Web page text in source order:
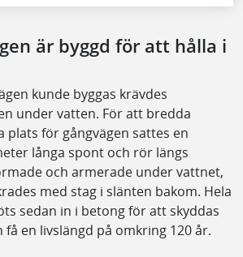
är byggd för att hålla i
kunde byggas krävdes
under vatten. För att bredda
plats för gångvägen sattes en
långa spont och rör längs
och armerade under vattnet,
med stag i slänten bakom. Hela
sedan in i betong för att skyddas
en livslängd på omkring 120 år.